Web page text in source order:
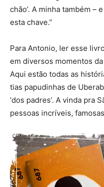
chão’. A minha também –
esta chave.”
Para Antonio, ler esse
em diversos momentos
Aqui estão todas as
tias papudinhas de
‘dos padres’. A vinda pra
pessoas incríveis,